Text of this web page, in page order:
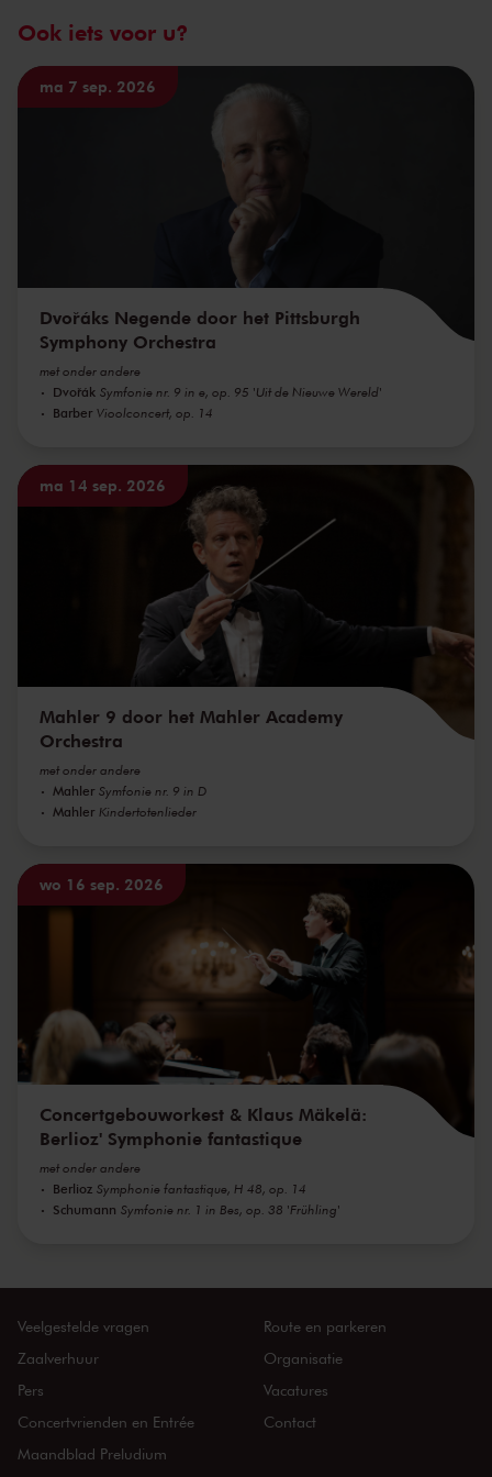
Ook iets voor u?
ma 7 sep. 2026
Dvořáks Negende door het Pittsburgh
Symphony Orchestra
met onder andere
Dvořák Symfonie nr. 9 in e, op. 95 'Uit de Nieuwe Wereld'
Barber Vioolconcert, op. 14
ma 14 sep. 2026
Mahler 9 door het Mahler Academy
Orchestra
met onder andere
Mahler Symfonie nr. 9 in D
Mahler Kindertotenlieder
wo 16 sep. 2026
Concertgebouworkest & Klaus Mäkelä:
Berlioz' Symphonie fantastique
met onder andere
Berlioz Symphonie fantastique, H 48, op. 14
Schumann Symfonie nr. 1 in Bes, op. 38 'Frühling'
Veelgestelde vragen
Zaalverhuur
Pers
Concertvrienden en Entrée
Maandblad Preludium
Route en parkeren
Organisatie
Vacatures
Contact